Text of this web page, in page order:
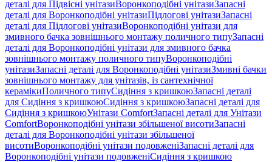
деталі для Підвісні унітазиВоронкоподібні унітазиЗапасні
деталі для Воронкоподібні унітазиПідлогові унітазиЗапасні
деталі для Підлогові унітазиВоронкоподібні унітази для
змивного бачка зовнішнього монтажу поличного типуЗапасні
деталі для Воронкоподібні унітази для змивного бачка
зовнішнього монтажу поличного типуВоронкоподібні
унітазиЗапасні деталі для Воронкоподібні унітазиЗмивні бачки
зовнішнього монтажу для унітазів, із сантехнічної
керамікиПоличного типуСидіння з кришкоюЗапасні деталі
для Сидіння з кришкоюСидіння з кришкоюЗапасні деталі для
Сидіння з кришкоюУнітази ComfortЗапасні деталі для Унітази
ComfortВоронкоподібні унітази збільшеної висотиЗапасні
деталі для Воронкоподібні унітази збільшеної
висотиВоронкоподібні унітази подовженіЗапасні деталі для
Воронкоподібні унітази подовженіСидіння з кришкою